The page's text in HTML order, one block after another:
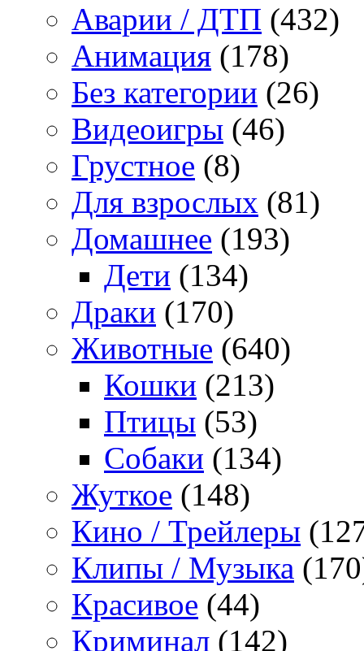
Аварии / ДТП (432)
Анимация (178)
Без категории (26)
Видеоигры (46)
Грустное (8)
Для взрослых (81)
Домашнее (193)
Дети (134)
Драки (170)
Животные (640)
Кошки (213)
Птицы (53)
Собаки (134)
Жуткое (148)
Кино / Трейлеры
Клипы / Музыка
Красивое (44)
Криминал (142)